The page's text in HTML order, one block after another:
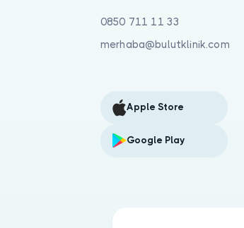
0850 711 11 33
merhaba@bulutklinik.com
Apple Store
Google Play